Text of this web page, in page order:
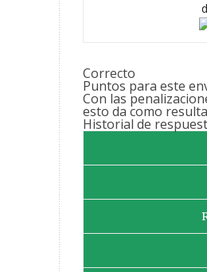
Correcto
Puntos para este
Con las
esto da como
Historial de